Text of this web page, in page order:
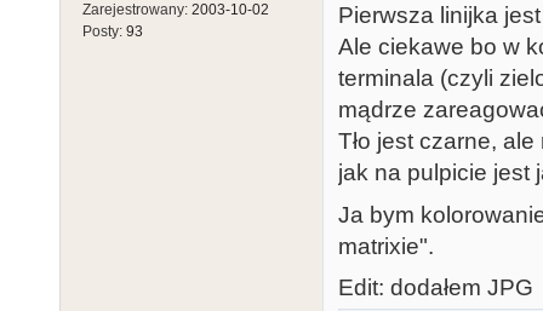
Zarejestrowany: 2003-10-02
Posty: 93
Pierwsza linijka
Ale ciekawe bo w
terminala (czyli
mądrze
Tło jest czarne,
jak na pulpicie jest
Ja bym
matrixie".
Edit: dodałem JPG